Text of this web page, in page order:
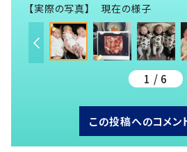
【実際の写真】 現在の様子
1 / 6
この投稿へのコメン